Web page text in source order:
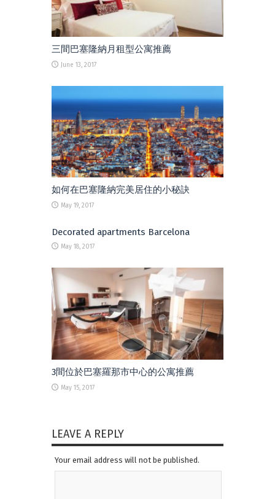
三間巴塞隆納月租型公寓推薦
June 13, 2017
如何在巴塞隆納完美居住的小秘訣
May 19, 2017
Decorated apartments Barcelona
May 18, 2017
3間位於巴塞羅那市中心的公寓推薦
May 15, 2017
LEAVE A REPLY
Your email address will not be published.